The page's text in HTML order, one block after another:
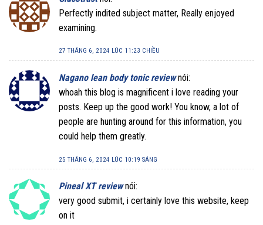
Perfectly indited subject matter, Really enjoyed
examining.
27 THÁNG 6, 2024 LÚC 11:23 CHIỀU
Nagano lean body tonic review nói:
whoah this blog is magnificent i love reading your
posts. Keep up the good work! You know, a lot of
people are hunting around for this information, you
could help them greatly.
25 THÁNG 6, 2024 LÚC 10:19 SÁNG
Pineal XT review nói:
very good submit, i certainly love this website, keep
on it